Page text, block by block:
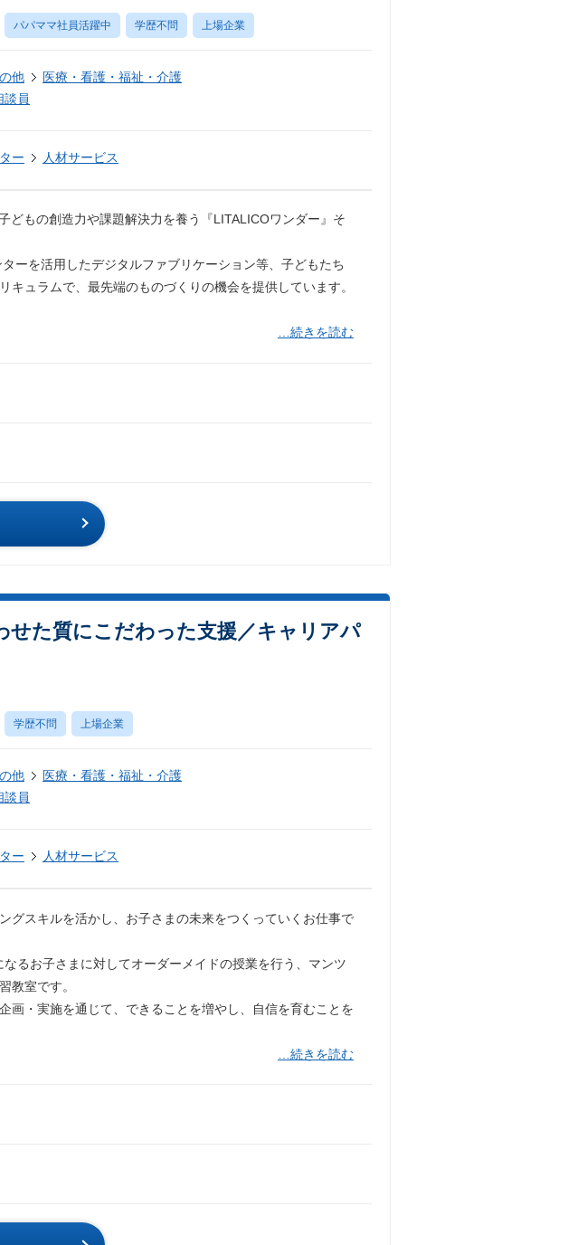
パパママ社員活躍中 学歴不問 上場企業
他
医療・看護・福祉・介護
談員
ー 人材サービス
どもの創造力や課題解決力を養う『LITALICOワンダー』そ
ーを活用したデジタルファブリケーション等、子どもたち
キュラムで、最先端のものづくりの機会を提供しています。
…続きを読む
せた質にこだわった支援／キャリアパ
学歴不問 上場企業
他
医療・看護・福祉・介護
談員
ー 人材サービス
グスキルを活かし、お子さまの未来をつくっていくお仕事で
なるお子さまに対してオーダーメイドの授業を行う、マンツ
教室です。
画・実施を通じて、できることを増やし、自信を育むことを
…続きを読む